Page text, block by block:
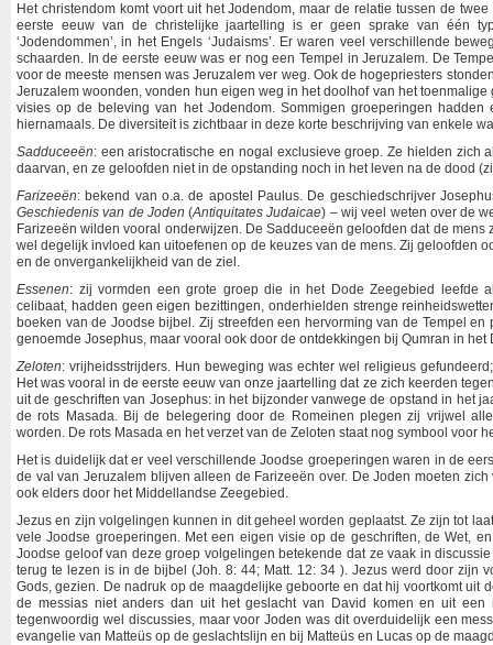
Het christendom komt voort uit het Jodendom, maar de relatie tussen de
eerste eeuw van de christelijke jaartelling is er geen sprake van één
‘Jodendommen’, in het Engels ‘Judaisms’. Er waren veel verschillende
schaarden. In de eerste eeuw was er nog een Tempel in Jeruzalem. De
voor de meeste mensen was Jeruzalem ver weg. Ook de hogepriesters
Jeruzalem woonden, vonden hun eigen weg in het doolhof van het
visies op de beleving van het Jodendom. Sommigen groeperingen
hiernamaals. De diversiteit is zichtbaar in deze korte beschrijving van enkele
Sadduceeën: een aristocratische en nogal exclusieve groep. Ze hielden zich
daarvan, en ze geloofden niet in de opstanding noch in het leven na de dood
Farizeeën: bekend van o.a. de apostel Paulus. De geschiedschrijver
Geschiedenis van de Joden(Antiquitates Judaicae) – wij veel weten over de
Farizeeën wilden vooral onderwijzen. De Sadduceeën geloofden dat de
wel degelijk invloed kan uitoefenen op de keuzes van de mens. Zij geloofden
en de onvergankelijkheid van de ziel.
Essenen: zij vormden een grote groep die in het Dode Zeegebied leefde
celibaat, hadden geen eigen bezittingen, onderhielden strenge
boeken van de Joodse bijbel. Zij streefden een hervorming van de Tempel
genoemde Josephus, maar vooral ook door de ontdekkingen bij Qumran in het
Zeloten: vrijheidsstrijders. Hun beweging was echter wel religieus
Het was vooral in de eerste eeuw van onze jaartelling dat ze zich keerden
uit de geschriften van Josephus: in het bijzonder vanwege de opstand in het
de rots Masada. Bij de belegering door de Romeinen plegen zij vrijwel
worden. De rots Masada en het verzet van de Zeloten staat nog symbool voor
Het is duidelijk dat er veel verschillende Joodse groeperingen waren in de
de val van Jeruzalem blijven alleen de Farizeeën over. De Joden moeten
ook elders door het Middellandse Zeegebied.
Jezus en zijn volgelingen kunnen in dit geheel worden geplaatst. Ze zijn tot
vele Joodse groeperingen. Met een eigen visie op de geschriften, de Wet,
Joodse geloof van deze groep volgelingen betekende dat ze vaak in
terug te lezen is in de bijbel (Joh. 8: 44; Matt. 12: 34 ). Jezus werd door zijn
Gods, gezien. De nadruk op de maagdelijke geboorte en dat hij voortkomt uit
de messias niet anders dan uit het geslacht van David komen en uit
tegenwoordig wel discussies, maar voor Joden was dit overduidelijk een
evangelie van Matteüs op de geslachtslijn en bij Matteüs en Lucas op de